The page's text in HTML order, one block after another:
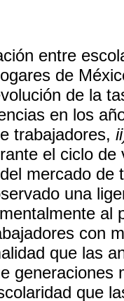
entre
de
de la
en los
trabajadores,
el ciclo
mercado de
una
al
con
que las
generaciones
que